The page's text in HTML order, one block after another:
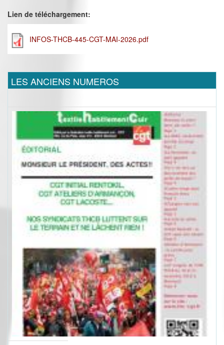
Lien de téléchargement:
INFOS-THCB-445-CGT-MAI-2026.pdf
LES ANCIENS NUMEROS